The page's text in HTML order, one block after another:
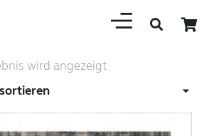
wird angezeigt